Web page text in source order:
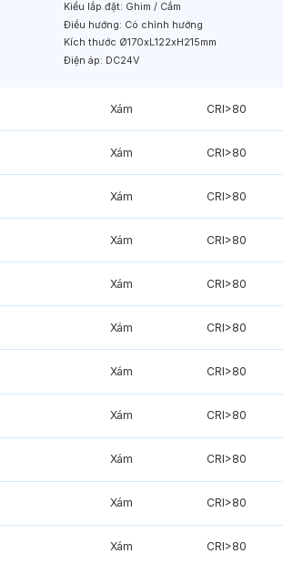
Kiểu lắp đặt: Ghim / Cắm
Điều hướng: Có chỉnh hướng
Kích thước Ø170xL122xH215mm
Điện áp: DC24V
Xám CRI>80
Xám CRI>80
Xám CRI>80
Xám CRI>80
Xám CRI>80
Xám CRI>80
Xám CRI>80
Xám CRI>80
Xám CRI>80
Xám CRI>80
Xám CRI>80